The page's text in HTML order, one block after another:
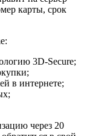
карты, срок
3D-Secure;
в интернете;
через 20